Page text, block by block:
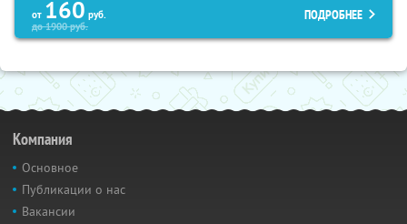
от 160 руб.
до1900руб.
ПОДРОБНЕЕ
Компания
Основное
Публикации о нас
Вакансии